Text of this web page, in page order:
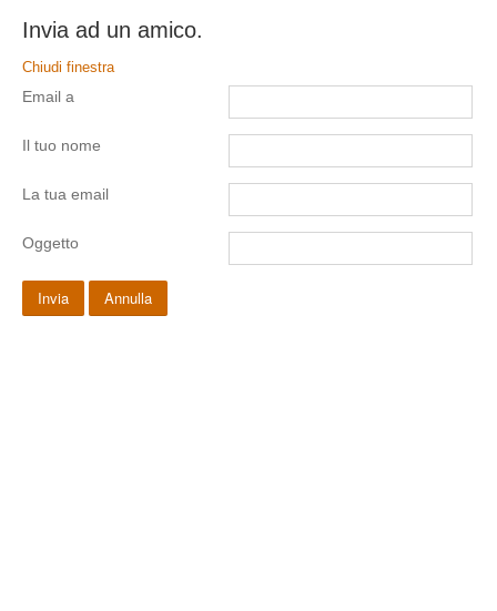
Invia ad un amico.
Chiudi finestra
Email a
Il tuo nome
La tua email
Oggetto
Invia Annulla